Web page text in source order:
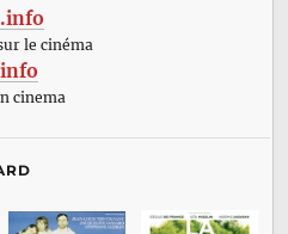
le cinéma
cinema